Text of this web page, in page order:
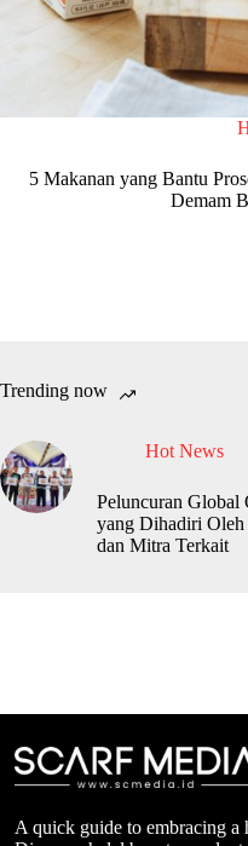
5 Makanan yang Bantu
Demam
Trending now
Hot News
Peluncuran Global
yang Dihadiri
dan Mitra Terkait
A quick guide to embracing